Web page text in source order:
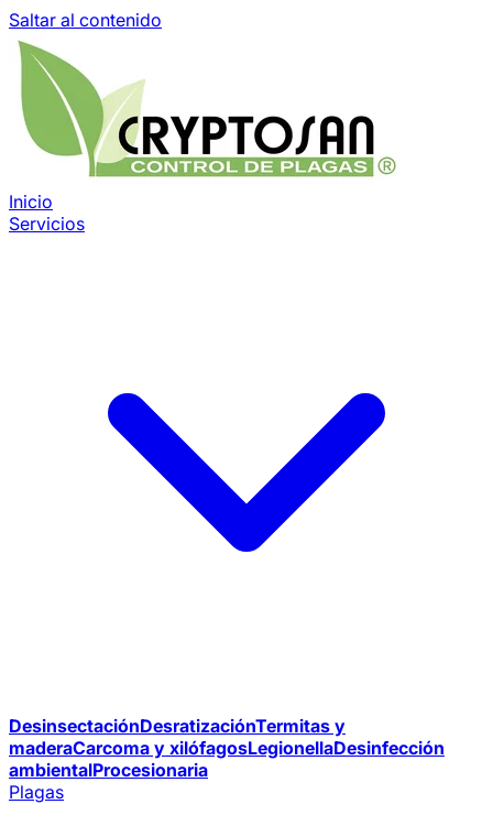
Saltar al contenido
Inicio
Servicios
DesinsectaciónDesratizaciónTermitas y
maderaCarcoma y xilófagosLegionellaDesinfección
ambientalProcesionaria
Plagas